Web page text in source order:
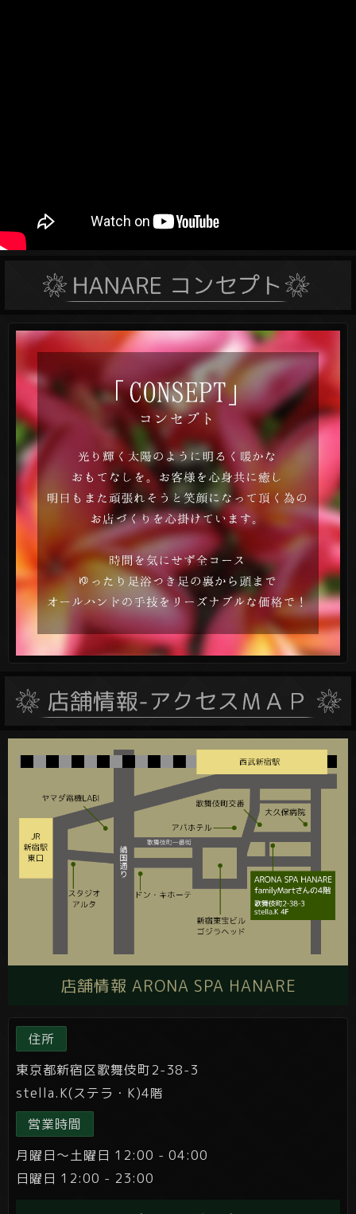
店舗情報 ARONA SPA HANARE
住所
東京都新宿区歌舞伎町2-38-3
stella.K(ステラ・K)4階
営業時間
月曜日～土曜日 12:00 - 04:00
日曜日 12:00 - 23:00